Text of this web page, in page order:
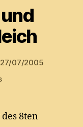
27/07/2005
on
Sprachvergleich
8ten